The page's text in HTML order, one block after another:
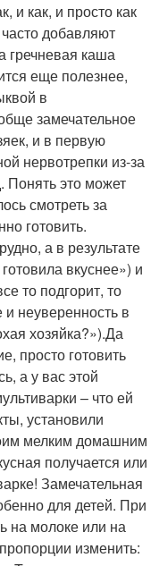
и как, и просто как
добавляют
гречневая каша
еще полезнее,
в
замечательное
и в первую
нервотрепки из-за
это может
смотреть за
готовить.
а в результате
вкуснее») и
то подгорит, то
неуверенность в
хозяйка?»).Да
просто готовить
а у вас этой
– что ей
установили
мелким домашним
получается или
Замечательная
для детей. При
на молоке или на
изменить: